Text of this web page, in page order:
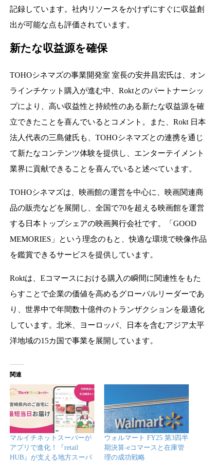
記録しています。社内リソースをかけずにすぐに収益創
出が可能な点も評価されています。
新たな収益源を確保
TOHOシネマズの事業開発室 室長の安井昌宏氏は、オン
ラインチケット購入が進む中、Roktとのパートナーシッ
プにより、高い収益性と持続性のある新たな収益源を確
立できたことを喜んでいるとコメント。また、Rokt 日本
法人代表の三島健氏も、TOHOシネマズとの連携を通じ
て新たなコンテンツ体験を提供し、エンターテイメント
業界に貢献できることを喜んでいると述べています。
TOHOシネマズは、映画館の運営を中心に、映画関連商
品の販売などを展開し、全国で70を超える映画館を運営
する日本トップシェアの映画興行会社です。「GOOD
MEMORIES」という理念のもと、快適な環境で映像作品
を鑑賞できるサービスを提供しています。
Roktは、Eコマースにおける購入の瞬間に関連性をもた
らすことで企業の価値を高めるグローバルリーダーであ
り、世界中で年間数十億件のトランザクションを最適化
しています。北米、ヨーロッパ、日本を含むアジア太平
洋地域の15カ国で事業を展開しています。
関連
マルイチネットスーパーが
アプリで進化！『retail
HUB』が支える地方スーパ
ウォルマート FY25 第3四半
期決算-eコマースと在庫管
理の成功戦略